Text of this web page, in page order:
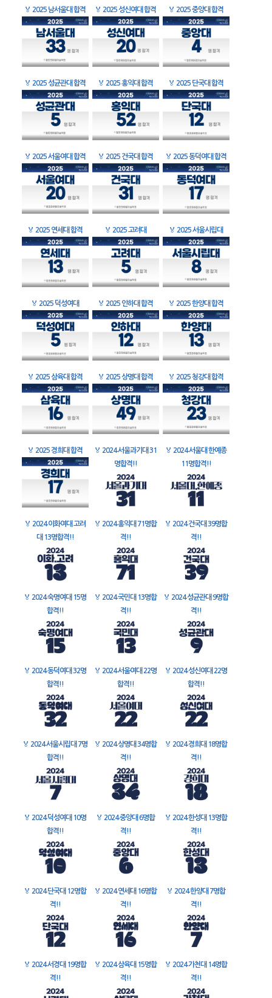
🏅 2025 남서울대 합격 🏅 2025 성신여대 합격 🏅 2025 중앙대 합격
🏅 2025 성균관대 합격 🏅 2025 홍익대 합격 🏅 2025 단국대 합격
🏅 2025 서울여대 합격 🏅 2025 건국대 합격 🏅 2025 동덕여대 합격
🏅 2025 연세대 합격 🏅 2025 고려대 🏅 2025 서울시립대
🏅 2025 덕성여대 🏅 2025 인하대 합격 🏅 2025 한양대 합격
🏅 2025 삼육대 합격 🏅 2025 상명대 합격 🏅 2025 청강대 합격
🏅 2025 경희대 합격 🏅 2024 서울과기대 31
명합격!!
🏅 2024 서울대 한예종
11명합격!!
🏅 2024 이화여대 고려
대 13명합격!!
🏅 2024 홍익대 71명합
격!!
🏅 2024 건국대 39명합
격!!
🏅 2024 숙명여대 15명
합격!!
🏅 2024 국민대 13명합
격!!
🏅 2024 성균관대 9명합
격!!
🏅 2024 동덕여대 32명
합격!!
🏅 2024 서울여대 22명
합격!!
🏅 2024 성신여대 22명
합격!!
🏅 2024 서울시립대 7명
합격!!
🏅 2024 상명대 34명합
격!!
🏅 2024 경희대 18명합
격!!
🏅 2024 덕성여대 10명
합격!!
🏅 2024 중앙대 6명합
격!!
🏅 2024 한성대 13명합
격!!
🏅 2024 단국대 12명합
격!!
🏅 2024 연세대 16명합
격!!
🏅 2024 한양대 7명합
격!!
🏅 2024 서경대 19명합
격!!
🏅 2024 삼육대 15명합
격!!
🏅 2024 가천대 14명합
격!!